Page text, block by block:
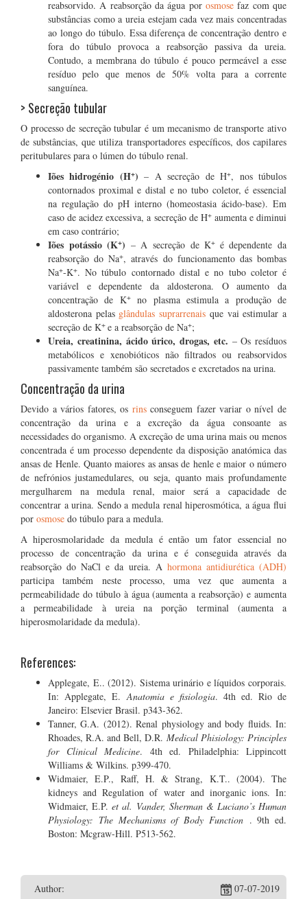
reabsorvido. A reabsorção da água porosmose faz com que
substâncias como a ureia estejam cada vez mais concentradas
ao longo do túbulo. Essa diferença de concentração dentro e
fora do túbulo provoca a reabsorção passiva da ureia.
Contudo, a membrana do túbulo é pouco permeável a esse
resíduo pelo que menos de 50% volta para a corrente
sanguínea.
> Secreção tubular
O processo de secreção tubular é um mecanismo de transporte ativo
de substâncias, que utiliza transportadores específicos, dos capilares
peritubulares para o lúmen do túbulo renal.
Iões hidrogénio (H+) – A secreção de H+, nos túbulos
contornados proximal e distal e no tubo coletor, é essencial
na regulação do pH interno (homeostasia ácido-base). Em
caso de acidez excessiva, a secreção de H+aumenta e diminui
em caso contrário;
Iões potássio (K+) – A secreção de K+ é dependente da
reabsorção do Na+, através do funcionamento das bombas
Na+-K+. No túbulo contornado distal e no tubo coletor é
variável e dependente da aldosterona. O aumento da
concentração de K+no plasma estimula a produção de
aldosterona pelas glândulas suprarrenais que vai estimular a
secreção de K+ e a reabsorção de Na+;
Ureia, creatinina, ácido úrico, drogas, etc. ­ – Os resíduos
metabólicos e xenobióticos não filtrados ou reabsorvidos
passivamente também são secretados e excretados na urina.
Concentração da urina
Devido a vários fatores, os rinsconseguem fazer variar o nível de
concentração da urina e a excreção da água consoante as
necessidades do organismo. A excreção de uma urina mais ou menos
concentrada é um processo dependente da disposição anatómica das
ansas de Henle. Quanto maiores as ansas de henle e maior o número
de nefrónios justamedulares, ou seja, quanto mais profundamente
mergulharem na medula renal, maior será a capacidade de
concentrar a urina. Sendo a medula renal hiperosmótica, a água flui
por osmose do túbulo para a medula.
A hiperosmolaridade da medula é então um fator essencial no
processo de concentração da urina e é conseguida através da
reabsorção do NaCl e da ureia. A hormona antidiurética (ADH)
participa também neste processo, uma vez que aumenta a
permeabilidade do túbulo à água (aumenta a reabsorção) e aumenta
a permeabilidade à ureia na porção terminal (aumenta a
hiperosmolaridade da medula).
References:
Applegate, E.. (2012). Sistema urinário e líquidos corporais.
In: Applegate, E.Anatomia e fisiologia. 4th ed. Rio de
Janeiro: Elsevier Brasil. p343-362.
Tanner, G.A. (2012). Renal physiology and body fluids. In:
Rhoades, R.A. and Bell, D.R. Medical Phisiology: Principles
for Clinical Medicine. 4th ed. Philadelphia: Lippincott
Williams & Wilkins. p399-470.
Widmaier, E.P., Raff, H. & Strang, K.T.. (2004). The
kidneys and Regulation of water and inorganic ions. In:
Widmaier, E.P. et al. Vander, Sherman & Luciano’s Human
Physiology: The Mechanisms of Body Function . 9th ed.
Boston: Mcgraw-Hill. P513-562.
Author: 07-07-2019